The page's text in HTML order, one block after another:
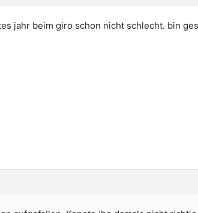
jahr beim giro schon nicht schlecht. bin